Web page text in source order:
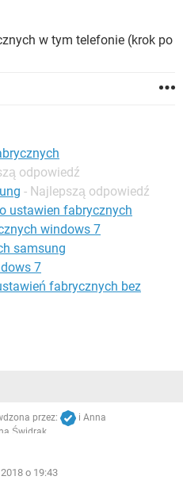
NETFLIXw tym telefonie (krok po
odpowiedź
- Najlepszą odpowiedź
ustawien fabrycznych
windows 7
samsung
7
fabrycznych bez
przez:
Świdrak
i Anna
o 19:43